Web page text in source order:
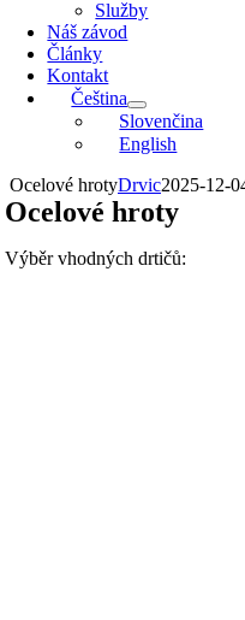
Služby
Náš závod
Články
Kontakt
Čeština
Slovenčina
English
Ocelové hrotyDrvic2025-12-
Ocelové hroty
Výběr vhodných drtičů: